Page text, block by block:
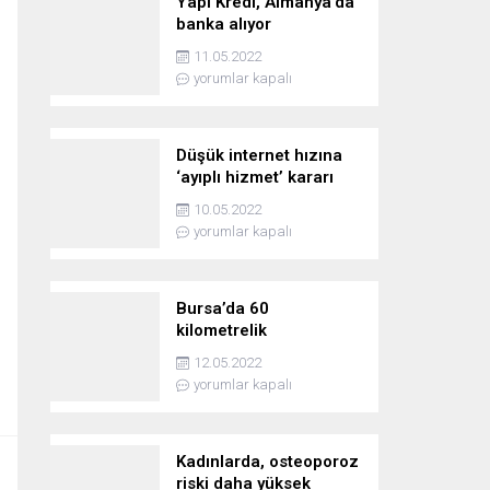
banka alıyor
11.05.2022
yorumlar kapalı
Düşük internet hızına
‘ayıplı hizmet’ kararı
10.05.2022
yorumlar kapalı
Bursa’da 60
kilometrelik
kovalamaca!
12.05.2022
yorumlar kapalı
Kadınlarda, osteoporoz
riski daha yüksek